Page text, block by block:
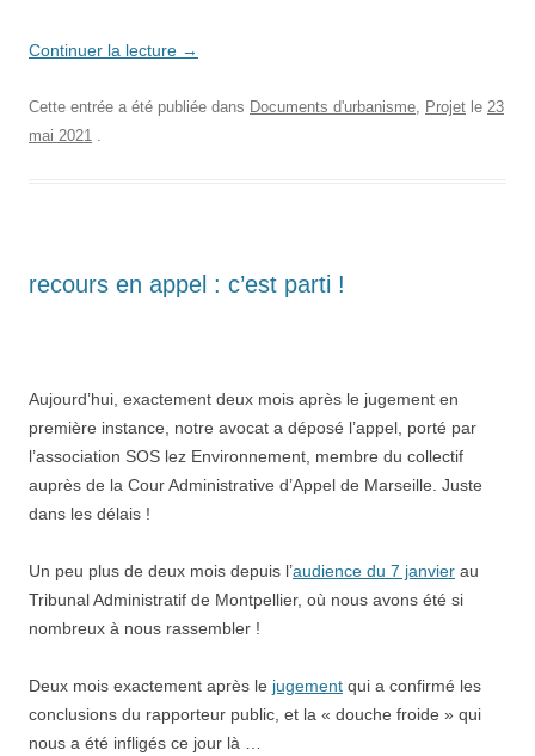
Continuer la lecture →
Cette entrée a été publiée dans Documents d'urbanisme, Projet le 23
mai 2021 .
recours en appel : c’est parti !
Aujourd’hui, exactement deux mois après le jugement en
première instance, notre avocat a déposé l’appel, porté par
l’association SOS lez Environnement, membre du collectif
auprès de la Cour Administrative d’Appel de Marseille. Juste
dans les délais !
Un peu plus de deux mois depuis l’audience du 7 janvier au
Tribunal Administratif de Montpellier, où nous avons été si
nombreux à nous rassembler !
Deux mois exactement après le jugement qui a confirmé les
conclusions du rapporteur public, et la « douche froide » qui
nous a été infligés ce jour là …